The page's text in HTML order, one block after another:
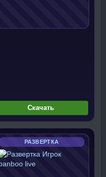
Скачать
РАЗВЕРТКА